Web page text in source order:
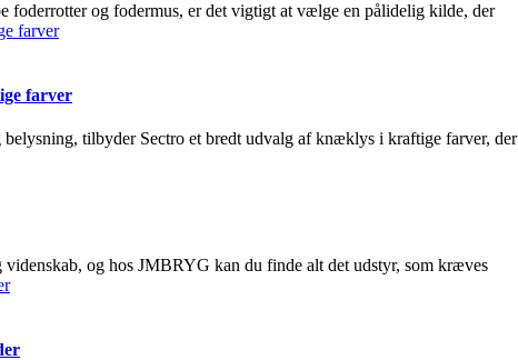
og fodermus, er det vigtigt at vælge en pålidelig kilde, der
farver
tilbyder Sectro et bredt udvalg af knæklys i kraftige farver, der
og hos JMBRYG kan du finde alt det udstyr, som kræves